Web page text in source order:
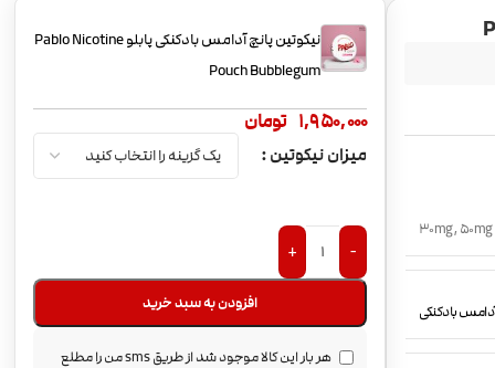
30mg, 50mg
بادکنکی
نیکوتین پانچ آدامس بادکنکی پابلو Pablo Nicotine
Pouch Bubblegum
1,950,000 تومان
میزان نیکوتین
-
+
افزودن به سبد خرید
هر بار این کالا موجود شد از طریق sms من را مطلع